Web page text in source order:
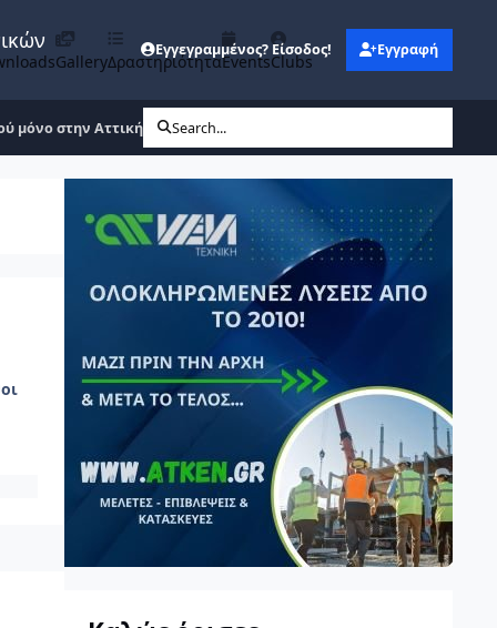
GalleryΔραστηριότηταEventsClubs
Εγγεγραμμένος? Είσοδος! Εγγραφή
μόνο στην Αττική. Search...